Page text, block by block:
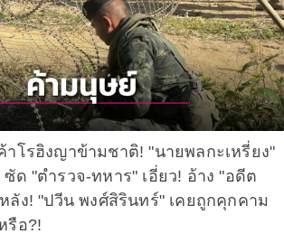
าโรฮิงญาข้ามชาติ! "นายพลกะเหรี่ยง"
ด "ตำรวจ-ทหาร" เอี่ยว! อ้าง "อดีต
ลัง! "ปวีน พงศ์สิรินทร์" เคยถูกคุกคาม
รือ?!